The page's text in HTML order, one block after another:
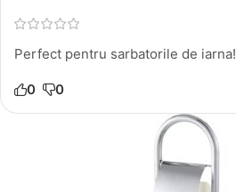
Perfect pentru sarbatorile de iarna!
0 0